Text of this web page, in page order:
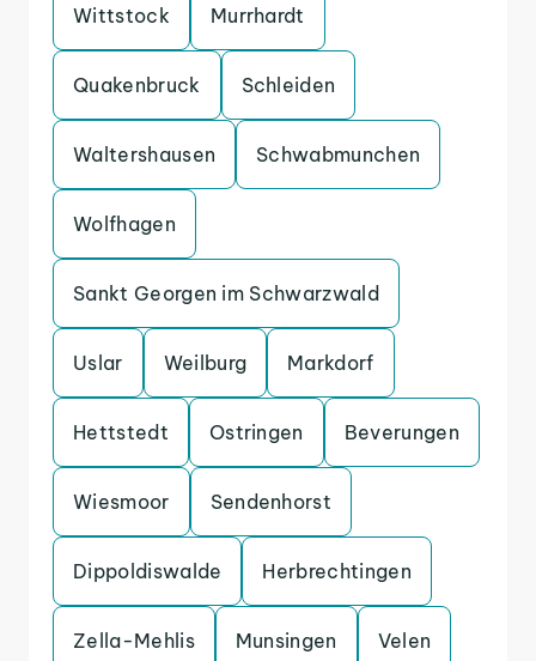
Wittstock Murrhardt
Quakenbruck Schleiden
Waltershausen Schwabmunchen
Wolfhagen
Sankt Georgen im Schwarzwald
Uslar Weilburg Markdorf
Hettstedt Ostringen Beverungen
Wiesmoor Sendenhorst
Dippoldiswalde Herbrechtingen
Zella-Mehlis Munsingen Velen